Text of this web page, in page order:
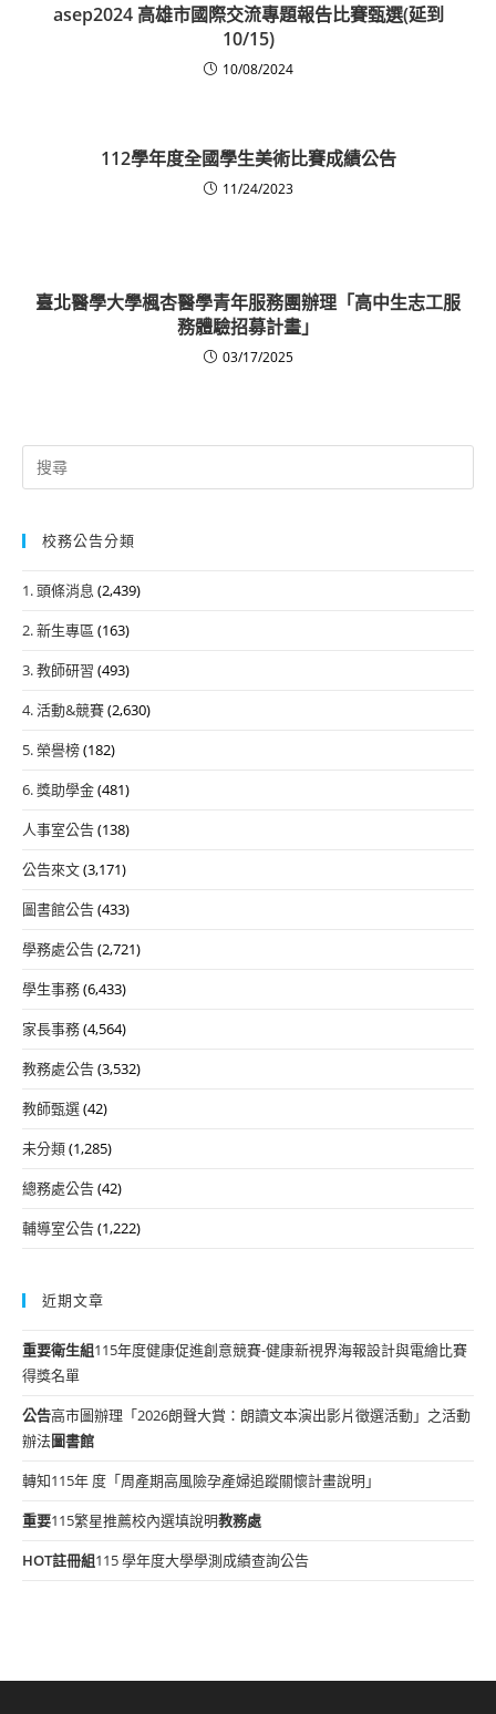
asep2024 高雄市國際交流專題報告比賽甄選(延到
10/15)
10/08/2024
112學年度全國學生美術比賽成績公告
11/24/2023
臺北醫學大學楓杏醫學青年服務團辦理「高中生志工服
務體驗招募計畫」
03/17/2025
Search
for:
校務公告分類
1. 頭條消息 (2,439)
2. 新生專區 (163)
3. 教師研習 (493)
4. 活動&競賽(2,630)
5. 榮譽榜(182)
6. 獎助學金(481)
人事室公告(138)
公告來文(3,171)
圖書館公告(433)
學務處公告(2,721)
學生事務(6,433)
家長事務(4,564)
教務處公告(3,532)
教師甄選(42)
未分類(1,285)
總務處公告(42)
輔導室公告(1,222)
近期文章
重要衛生組115年度健康促進創意競賽-健康新視界海報設計與電繪比賽
得獎名單
公告高市圖辦理「2026朗聲大賞：朗讀文本演出影片徵選活動」之活動
辦法圖書館
轉知115年 度「周產期高風險孕產婦追蹤關懷計畫說明」
重要115繁星推薦校內選填說明教務處
HOT註冊組115 學年度大學學測成績查詢公告